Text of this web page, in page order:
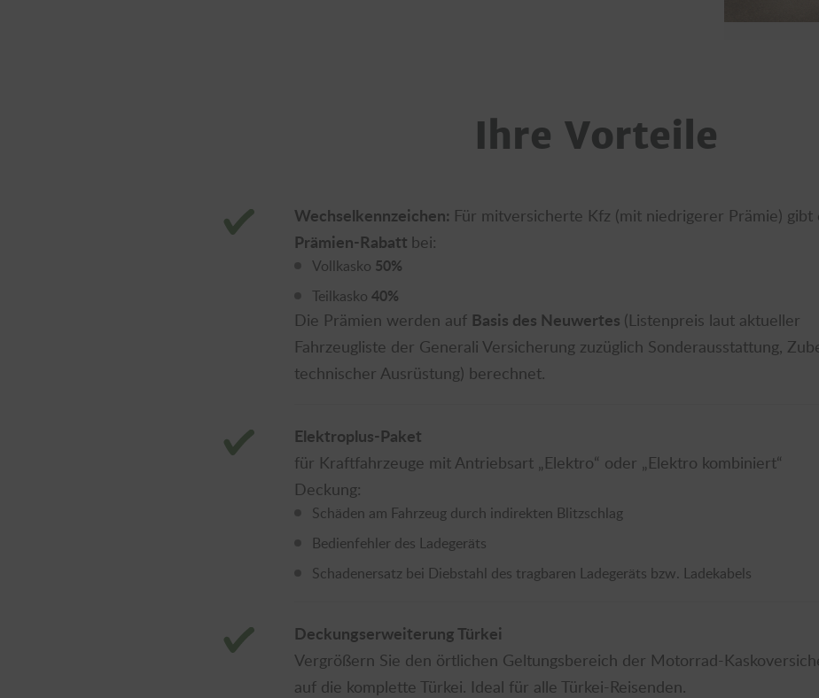
Ihre Vorteile
Wechselkennzeichen: Für mitversicherte Kfz (mit niedrigerer Prämie) gibt
Prämien-Rabatt bei:
Vollkasko 50%
Teilkasko 40%
Die Prämien werden auf Basis des Neuwertes (Listenpreis laut aktueller
Fahrzeugliste der Generali Versicherung zuzüglich Sonderausstattung,
technischer Ausrüstung) berechnet.
Elektroplus-Paket
für Kraftfahrzeuge mit Antriebsart „Elektro“ oder „Elektro kombiniert“
Deckung:
Schäden am Fahrzeug durch indirekten Blitzschlag
Bedienfehler des Ladegeräts
Schadenersatz bei Diebstahl des tragbaren Ladegeräts bzw. Ladekabels
Deckungserweiterung Türkei
Vergrößern Sie den örtlichen Geltungsbereich der Motorrad-
auf die komplette Türkei. Ideal für alle Türkei-Reisenden.